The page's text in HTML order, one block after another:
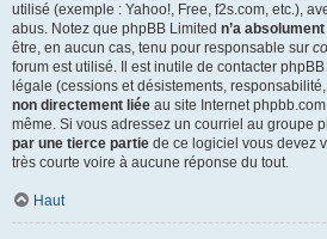
utilisé (exemple : Yahoo!, Free, f2s.com, etc.),
abus. Notez que phpBB Limited n’a
être, en aucun cas, tenu pour responsable sur
forum est utilisé. Il est inutile de contacter
légale (cessions et désistements,
non directement liée au site Internet
même. Si vous adressez un courriel au groupe
par une tierce partie de ce logiciel vous devez
très courte voire à aucune réponse du tout.
Haut